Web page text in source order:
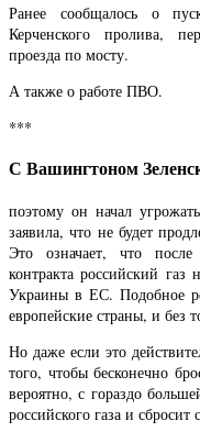
Ранее сообщалось о
Керченского пролива,
проезда по мосту.
А также о работе ПВО.
***
С Вашингтоном
поэтому он начал
заявила, что не будет
Это означает, что
контракта российский газ
Украины в ЕС. Подобное
европейские страны, и без
Но даже если это
того, чтобы бесконечно
вероятно, с гораздо
российского газа и